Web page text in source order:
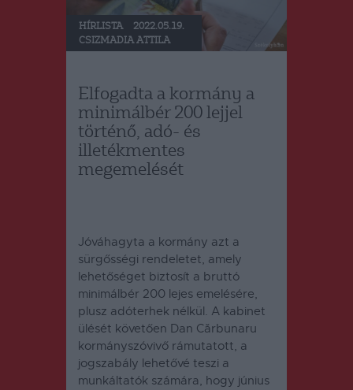
HÍRLISTA
2022.05.19.
CSIZMADIA ATTILA
Elfogadta a kormány a
minimálbér 200 lejjel
történő, adó- és
illetékmentes
megemelését
Jóváhagyta a kormány azt a
sürgősségi rendeletet, amely
lehetőséget biztosít a bruttó
minimálbér 200 lejes emelésére,
plusz adóterhek nélkül. A kabinet
ülését követően Dan Cărbunaru
kormányszóvivő rámutatott, a
jogszabály lehetővé teszi a
munkáltatók számára, hogy június